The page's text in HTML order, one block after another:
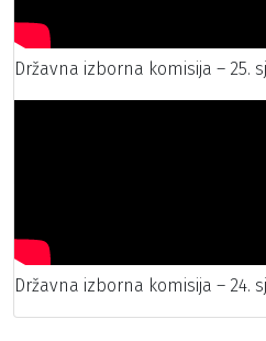
Državna izborna komisija – 25.
Državna izborna komisija – 24.